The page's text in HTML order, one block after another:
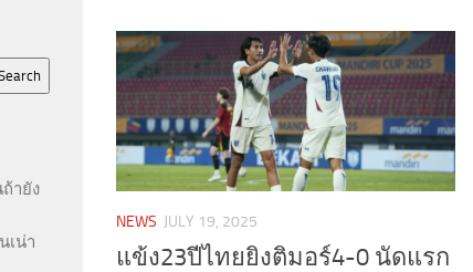
NEWS JULY 19, 2025
แข้ง23ปีไทยยิงติมอร์4-0 นัดแรก
ายัง
เน่า